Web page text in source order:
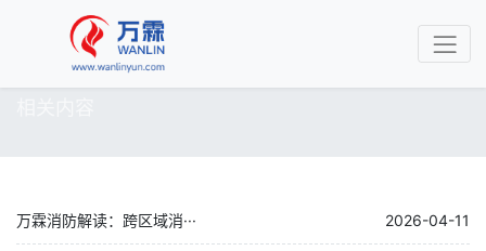
万霖消防解读：跨区域消··· 2026-04-11